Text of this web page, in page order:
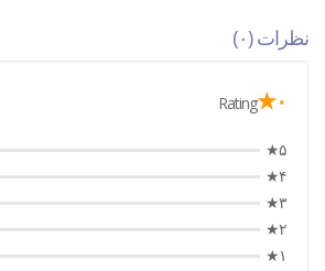
نظرات (۰)
۰★ Rating
۵★
۴★
۳★
۲★
۱★